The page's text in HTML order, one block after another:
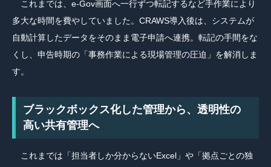
これまでは、e-Gov画面へ一行ずつ転記するなど手作業により
多大な時間を費やしていました。CRAWS導入後は、システムが
自動計算したデータをそのまま電子申請へ連携。転記の手間をな
くし、申告時期の「事務作業による現場管理の圧迫」を解消しま
す。
ブラックボックス化した管理から、透明性の
高い共有管理へ
これまでは「担当者しか分からないExcel」や「拠点ごとの独